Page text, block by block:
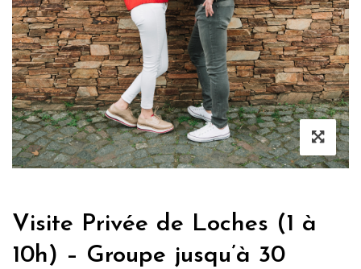
Visite Privée de Loches (1 à
10h) – Groupe jusqu’à 30